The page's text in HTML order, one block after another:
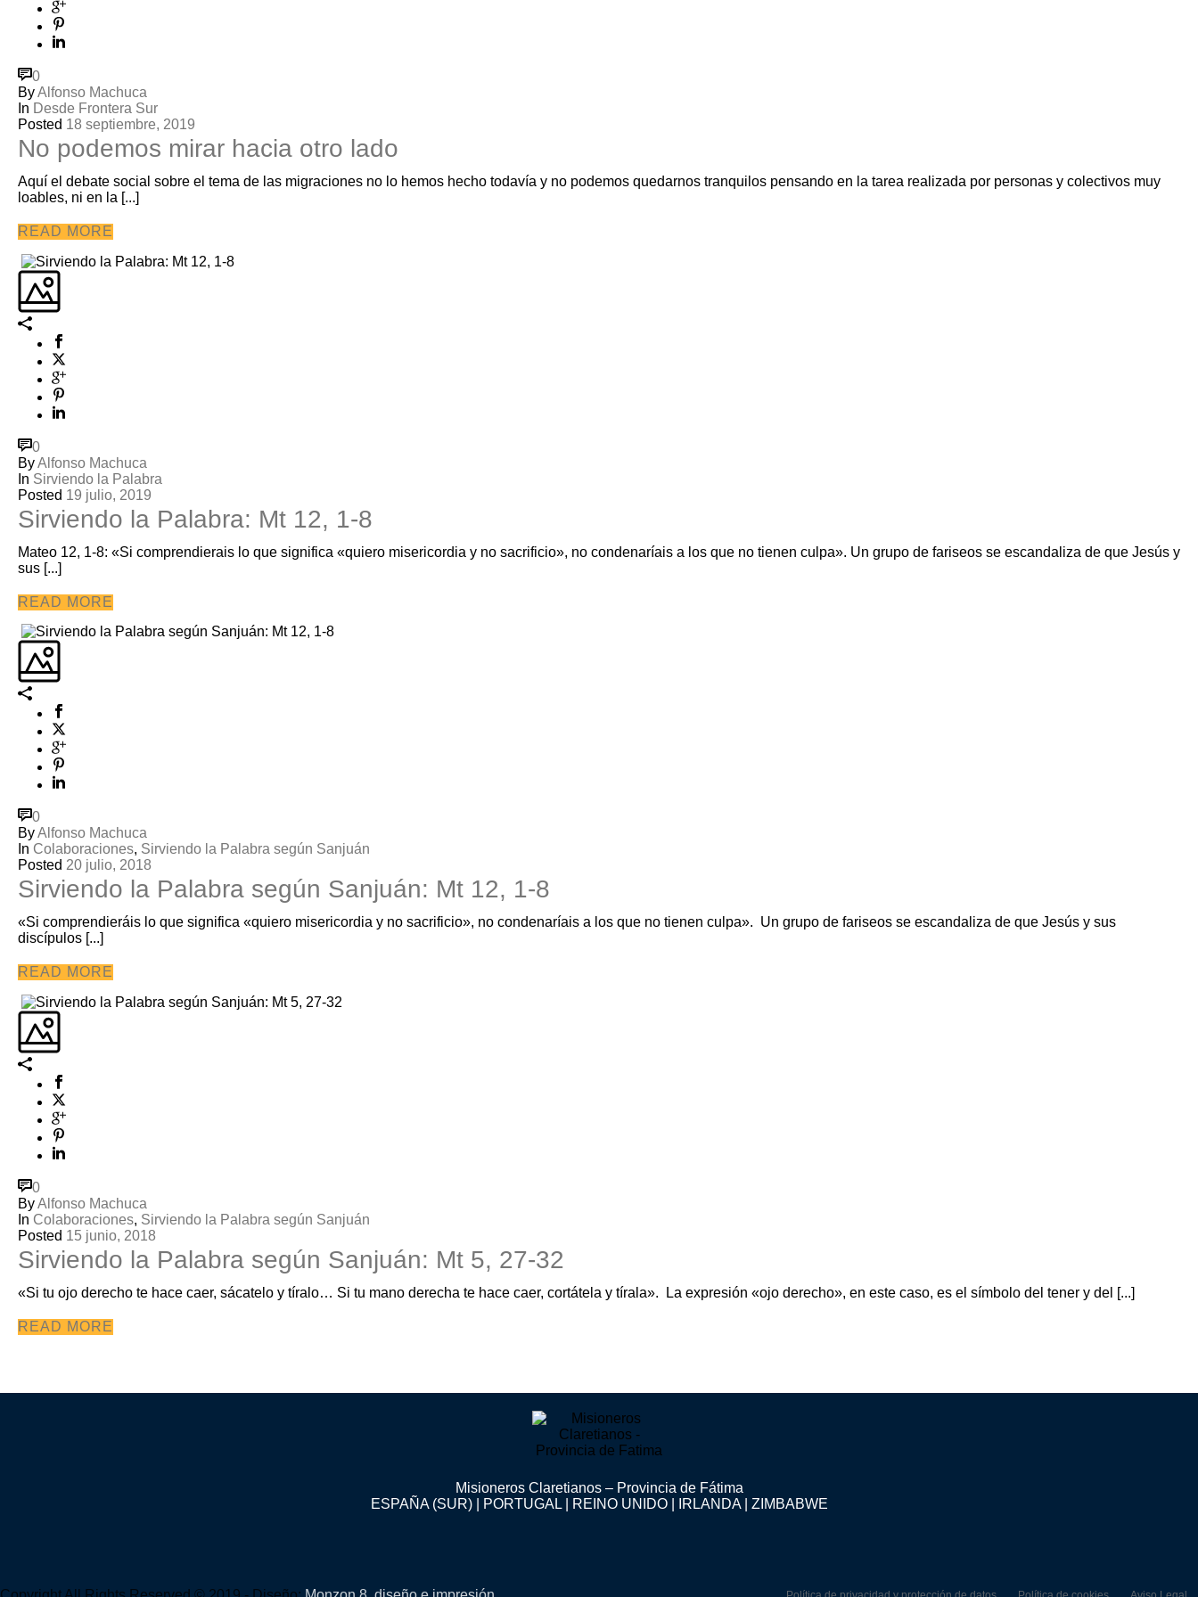
0
ByAlfonso Machuca
In Desde Frontera Sur
Posted 18 septiembre, 2019
No podemos mirar hacia otro lado
Aquí el debate social sobre el tema de las migraciones no lo hemos hecho todavía y no podemos quedarnos tranquilos pensando en la tarea realizada por personas y colectivos muy
loables, ni en la [...]
READ MORE
0
ByAlfonso Machuca
In Sirviendo la Palabra
Posted 19 julio, 2019
Sirviendo la Palabra: Mt 12, 1-8
Mateo 12, 1-8: «Si comprendierais lo que significa «quiero misericordia y no sacrificio», no condenaríais a los que no tienen culpa». Un grupo de fariseos se escandaliza de que Jesús y
sus [...]
READ MORE
0
ByAlfonso Machuca
In Colaboraciones, Sirviendo la Palabra según Sanjuán
Posted 20 julio, 2018
Sirviendo la Palabra según Sanjuán: Mt 12, 1-8
«Si comprendieráis lo que significa «quiero misericordia y no sacrificio», no condenaríais a los que no tienen culpa». Un grupo de fariseos se escandaliza de que Jesús y sus
discípulos [...]
READ MORE
0
ByAlfonso Machuca
In Colaboraciones, Sirviendo la Palabra según Sanjuán
Posted 15 junio, 2018
Sirviendo la Palabra según Sanjuán: Mt 5, 27-32
«Si tu ojo derecho te hace caer, sácatelo y tíralo… Si tu mano derecha te hace caer, cortátela y tírala». La expresión «ojo derecho», en este caso, es el símbolo del tener y del [...]
READ MORE
Misioneros Claretianos – Provincia de Fátima
ESPAÑA (SUR) | PORTUGAL | REINO UNIDO | IRLANDA | ZIMBABWE